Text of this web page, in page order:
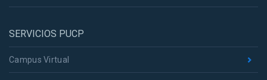
SERVICIOS PUCP
Campus Virtual